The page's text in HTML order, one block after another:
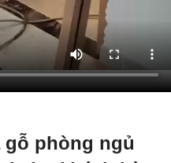
phòng ngủ